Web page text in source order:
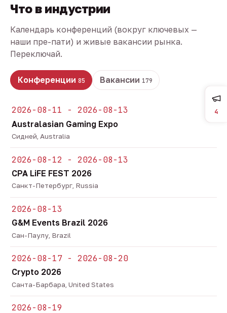
Что в индустрии
Календарь конференций (вокруг ключевых —
наши пре-пати) и живые вакансии рынка.
Переключай.
Конференции 85 Вакансии 179
2026-08-11 - 2026-08-13
Australasian Gaming Expo
Сидней, Australia
2026-08-12 - 2026-08-13
CPA LiFE FEST 2026
Санкт-Петербург, Russia
2026-08-13
G&M Events Brazil 2026
Сан-Паулу, Brazil
2026-08-17 - 2026-08-20
Crypto 2026
Санта-Барбара, United States
2026-08-19
4